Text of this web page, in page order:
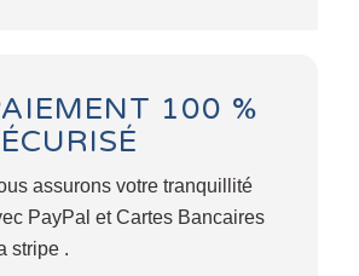
100 %
assurons votre tranquillité
PayPal et Cartes Bancaires
stripe .